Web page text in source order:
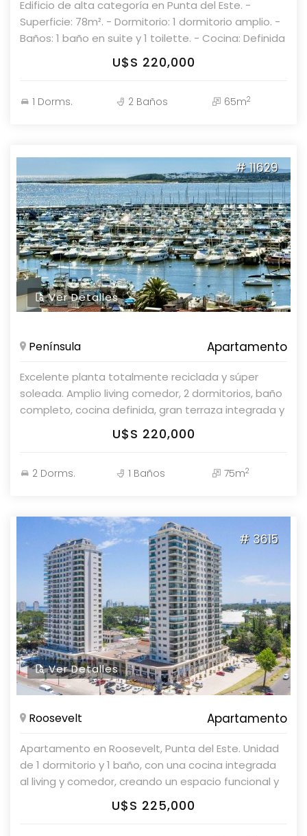
Edificio de alta categoría en Punta del Este. -
Superficie: 78m². - Dormitorio: 1 dormitorio amplio. -
Baños: 1 baño en suite y 1 toilette. - Cocina: Definida
con cómodo espacio de lavadero. - Living
Comedor: Comunicado con su terraza de uso
llamar para visitarlo y consultar por otras unidades
U$S 220,000
1 Dorms. 2 Baños 65m2
# 11629
Ver Detalles
Península Apartamento
Excelente planta totalmente reciclada y súper
soleada. Amplio living comedor, 2 dormitorios, baño
completo, cocina definida, gran terraza integrada y
garaje con baulera. El edificio ofrece servicio de
mucamas, wi-fi, tv cable, laundry, barbacoa para 30
juegos, mantenimiento.
U$S 220,000
2 Dorms. 1 Baños 75m2
# 3615
Ver Detalles
Roosevelt Apartamento
Apartamento en Roosevelt, Punta del Este. Unidad
de 1 dormitorio y 1 baño, con una cocina integrada
al living y comedor, creando un espacio funcional y
acogedor. Cuenta con: - 1 dormitorio - 1 baño -
Cocina integrada - Living comedor - Superficie: 55
U$S 225,000